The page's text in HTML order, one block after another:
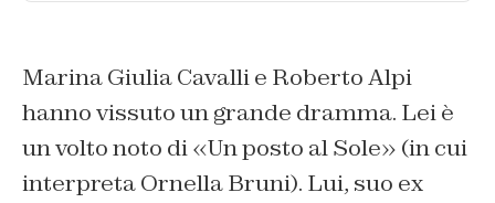
Marina Giulia Cavalli e Roberto Alpi
hanno vissuto un grande dramma. Lei è
un volto noto di «Un posto al Sole» (in cui
interpreta Ornella Bruni). Lui, suo ex